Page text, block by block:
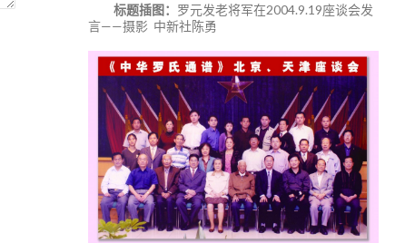
标题插图： 罗元发老将军在2004.9.19座谈会发
言——摄影 中新社陈勇